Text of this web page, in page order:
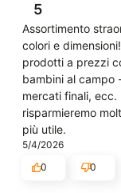
5
Assortimento
colori e
prodotti a prezzi
bambini al campo
mercati finali, ecc.
risparmieremo
più utile.
5/4/2026
0
0